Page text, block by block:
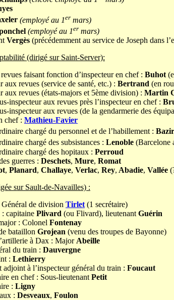
(employé au 1er mars)
(employé au 1er mars)
Vergès (précédemment au service de Joseph dans
(dirigé sur Saint-Server):
faisant fonction d’inspecteur en chef : Buhot
aux revues (service de santé, etc.) : Bertrand (en
aux revues (états-majors et 5ème division) : Martin
inspecteur aux revues près l’inspecteur en chef :
inspecteur aux revues (de la gendarmerie des
chef : Mathieu-Favier
chargé du personnel et de l’habillement :
chargé des subsistances : Lenoble (Barcelone
chargé des hopitaux : Perroud
guerres : Deschets, Mure, Romat
, Planard, Challaye, Verlac, Rey, Abadie, Vallée
sur Sault-de-Navailles) :
de division Tirlet (1 secrétaire)
capitaine Plivard (ou Flivard), lieutenant Guérin
: Colonel Fontenay
bataillon Grojean (venu des troupes de Bayonne)
à Dax : Major Abeille
du train : Dauvergne
: Lethierry
adjoint à l’inspecteur général du train : Foucaut
en chef : Sous-lieutenant Petit
: Ligny
: Desveaux, Foulon